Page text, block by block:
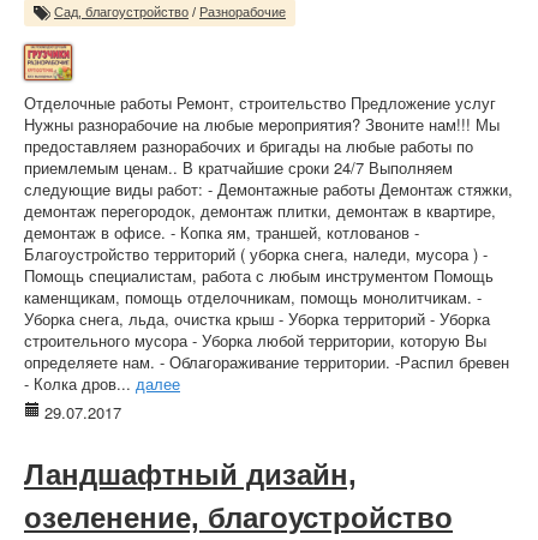
Сад, благоустройство / Разнорабочие
Отделочные работы Ремонт, строительство Предложение услуг
Нужны разнорабочие на любые мероприятия? Звоните нам!!! Мы
предоставляем разнорабочих и бригады на любые работы по
приемлемым ценам.. В кратчайшие сроки 24/7 Выполняем
следующие виды работ: - Демонтажные работы Демонтаж стяжки,
демонтаж перегородок, демонтаж плитки, демонтаж в квартире,
демонтаж в офисе. - Копка ям, траншей, котлованов -
Благоустройство территорий ( уборка снега, наледи, мусора ) -
Помощь специалистам, работа с любым инструментом Помощь
каменщикам, помощь отделочникам, помощь монолитчикам. -
Уборка снега, льда, очистка крыш - Уборка территорий - Уборка
строительного мусора - Уборка любой территории, которую Вы
определяете нам. - Облагораживание территории. -Распил бревен
- Колка дров... далее
29.07.2017
Ландшафтный дизайн,
озеленение, благоустройство